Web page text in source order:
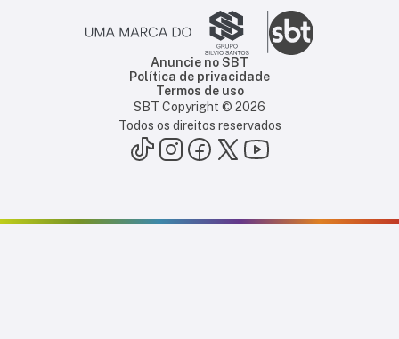
Anuncie no SBT
Política de privacidade
Termos de uso
SBT Copyright © 2026
Todos os direitos reservados